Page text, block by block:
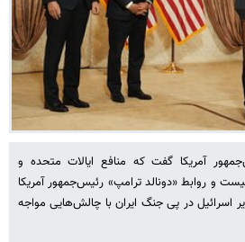
آمریکا گفت که منافع ایالات متحده و
و روابط «دونالد ترامپ» رئیس‌جمهور آمریکا
اسرائیل در پی جنگ ایران با چالش‌هایی مواجه